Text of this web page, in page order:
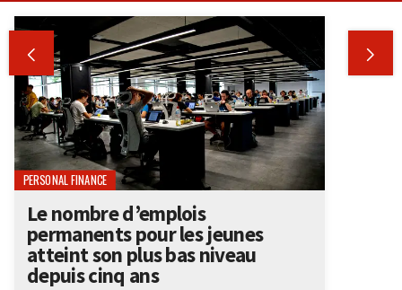
 
PERSONAL FINANCE
Le nombre d’emplois
permanents pour les jeunes
atteint son plus bas niveau
depuis cinq ans